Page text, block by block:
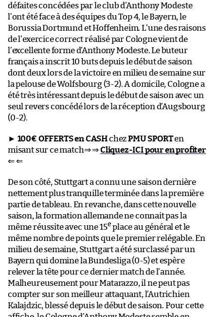
défaites concédées par le club d’Anthony Modeste
l’ont été face à des équipes du Top 4, le Bayern, le
Borussia Dortmund et Hoffenheim. L’une des raisons
de l’exercice correct réalisé par Cologne vient de
l’excellente forme d’Anthony Modeste. Le buteur
français a inscrit 10 buts depuis le début de saison
dont deux lors de la victoire en milieu de semaine sur
la pelouse de Wolfsbourg (3-2). A domicile, Cologne a
été très intéressant depuis le début de saison avec un
seul revers concédé lors de la réception d’Augsbourg
(0-2).
► 100€ OFFERTS en CASHchezPMU SPORTen
misant sur ce match⇒ ⇒Cliquez-ICI pour en profiter
⇐ ⇐
De son côté, Stuttgart a connu une saison dernière
nettement plus tranquille terminée dans la première
partie de tableau. En revanche, dans cette nouvelle
saison, la formation allemande ne connait pas la
même réussite avec une 15e place au général et le
même nombre de points que le premier relégable. En
milieu de semaine, Stuttgart a été surclassé par un
Bayern qui domine la Bundesliga (0-5) et espère
relever la tête pour ce dernier match de l’année.
Malheureusement pour Matarazzo, il ne peut pas
compter sur son meilleur attaquant, l’Autrichien
Kalajdzic, blessé depuis le début de saison. Pour cette